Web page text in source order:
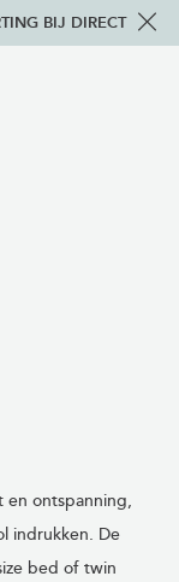
BIJ DIRECT
en ontspanning,
indrukken. De
bed of twin